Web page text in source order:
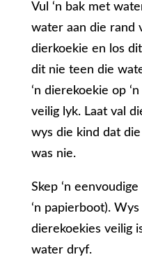
Vul ‘n bak met
water aan die rand
dierkoekie en los
dit nie teen die
‘n dierekoekie op
veilig lyk. Laat val
wys die kind dat
was nie.
Skep ‘n
‘n papierboot).
dierekoekies veilig
water dryf.